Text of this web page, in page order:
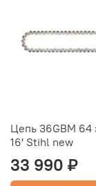
Цепь 36GBM 64
16' Stihl new
33 990 ₽